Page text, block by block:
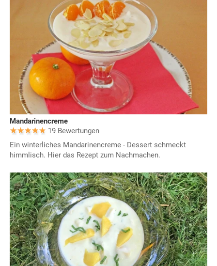
Mandarinencreme
19 Bewertungen
Ein winterliches Mandarinencreme - Dessert schmeckt
himmlisch. Hier das Rezept zum Nachmachen.